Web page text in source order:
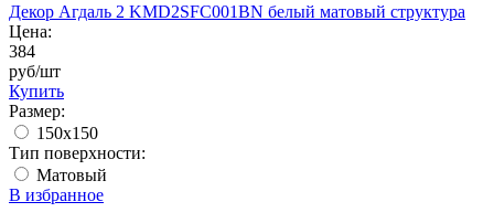
Декор Агдаль 2 KMD2SFC001BN белый матовый структура
Цена:
384
руб/шт
Купить
Размер:
150x150
Тип поверхности:
Матовый
В избранное